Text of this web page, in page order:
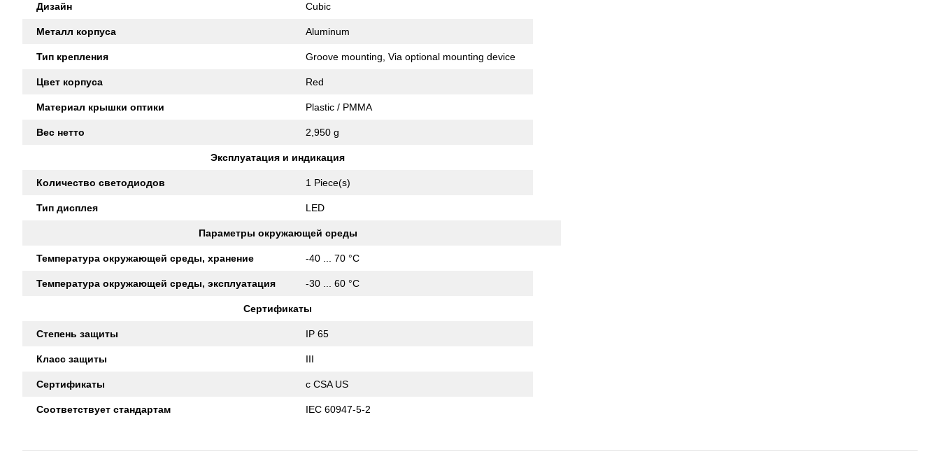
Дизайн Cubic
Металл корпуса Aluminum
Тип крепления Groove mounting, Via optional mounting device
Цвет корпуса Red
Материал крышки оптики Plastic / PMMA
Вес нетто 2,950 g
Эксплуатация и индикация
Количество светодиодов 1 Piece(s)
Тип дисплея LED
Параметры окружающей среды
Температура окружающей среды, хранение -40 ... 70 °C
Температура окружающей среды, эксплуатация -30 ... 60 °C
Сертификаты
Степень защиты IP 65
Класс защиты III
Сертификаты c CSA US
Соответствует стандартам IEC 60947-5-2